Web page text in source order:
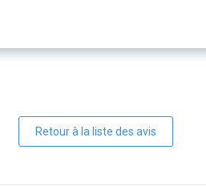
Retour à la liste des avis